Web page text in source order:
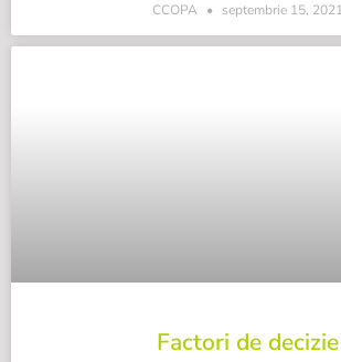
CCOPA septembrie 15, 2021
Factori de decizie